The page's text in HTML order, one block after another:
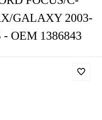
GALAXY 2003-
OEM 1386843